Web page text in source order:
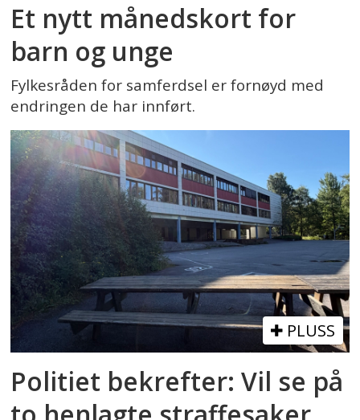
Et nytt månedskort for
barn og unge
Fylkesråden for samferdsel er fornøyd med
endringen de har innført.
PLUSS
Politiet bekrefter: Vil se på